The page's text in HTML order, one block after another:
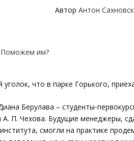
Автор Антон
что в парке Горького,
Берулава – студенты-
А. П. Чехова. Будущие менеджеры,
смогли на практике